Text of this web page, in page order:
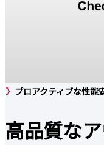
プロアクティブな性能
高品質な